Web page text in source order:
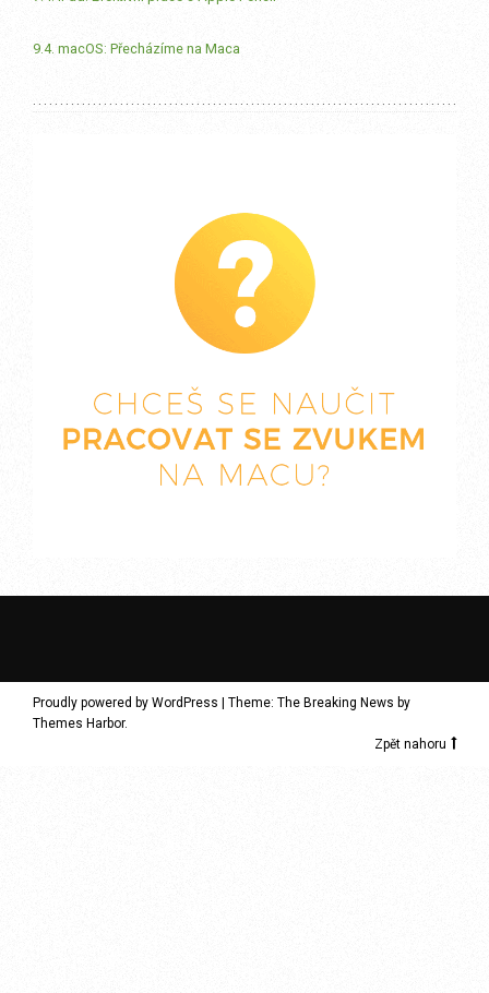
9.4. macOS: Přecházíme na Maca
Proudly powered by WordPress
Theme: The Breaking News by
Themes Harbor.
Zpět nahoru